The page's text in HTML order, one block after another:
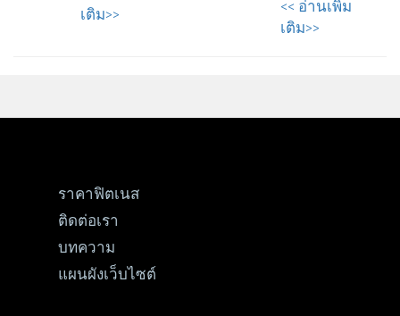
เติม>>
<< อ่านเพิ่ม
เติม>>
ราคาฟิตเนส
ติดต่อเรา
บทความ
แผนผังเว็บไซต์